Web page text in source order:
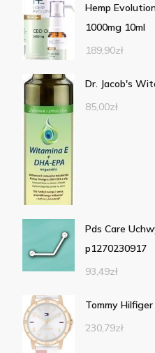
Hemp
1000mg 10ml
189,90zł
Dr. Jacob's
85,00zł
Pds Care
p1270230917
93,49zł
Tommy
230,79zł